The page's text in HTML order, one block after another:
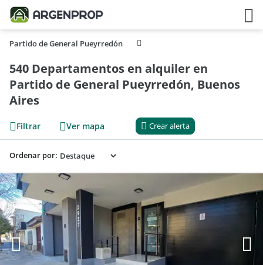
Partido de General Pueyrredón
540 Departamentos en alquiler en
Partido de General Pueyrredón, Buenos
Aires
Filtrar Ver mapa Crear alerta
Ordenar por: